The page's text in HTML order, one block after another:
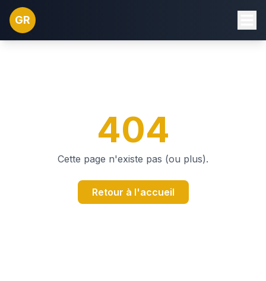
GR
404
Cette page n'existe pas (ou plus).
Retour à l'accueil